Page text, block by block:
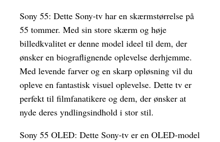
Sony 55: Dette Sony-tv har en skærmstørrelse på
55 tommer. Med sin store skærm og høje
billedkvalitet er denne model ideel til dem, der
ønsker en biograflignende oplevelse derhjemme.
Med levende farver og en skarp opløsning vil du
opleve en fantastisk visuel oplevelse. Dette tv er
perfekt til filmfanatikere og dem, der ønsker at
nyde deres yndlingsindhold i stor stil.
Sony 55 OLED: Dette Sony-tv er en OLED-model